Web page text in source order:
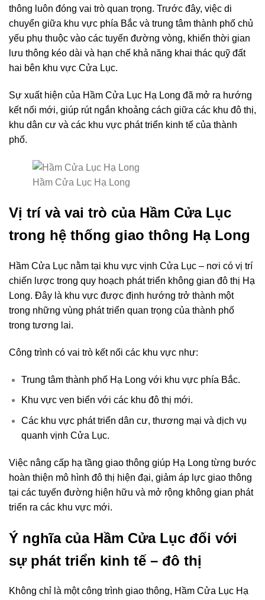
thông luôn đóng vai trò quan trọng. Trước đây, việc di
chuyển giữa khu vực phía Bắc và trung tâm thành phố chủ
yếu phụ thuộc vào các tuyến đường vòng, khiến thời gian
lưu thông kéo dài và hạn chế khả năng khai thác quỹ đất
hai bên khu vực Cửa Lục.
Sự xuất hiện của Hầm Cửa Lục Hạ Long đã mở ra hướng
kết nối mới, giúp rút ngắn khoảng cách giữa các khu đô thị,
khu dân cư và các khu vực phát triển kinh tế của thành
phố.
Hầm Cửa Lục Hạ Long
Vị trí và vai trò của Hầm Cửa Lục
trong hệ thống giao thông Hạ Long
Hầm Cửa Lục nằm tại khu vực vịnh Cửa Lục – nơi có vị trí
chiến lược trong quy hoạch phát triển không gian đô thị Hạ
Long. Đây là khu vực được định hướng trở thành một
trong những vùng phát triển quan trọng của thành phố
trong tương lai.
Công trình có vai trò kết nối các khu vực như:
Trung tâm thành phố Hạ Long với khu vực phía Bắc.
Khu vực ven biển với các khu đô thị mới.
Các khu vực phát triển dân cư, thương mại và dịch vụ
quanh vịnh Cửa Lục.
Việc nâng cấp hạ tầng giao thông giúp Hạ Long từng bước
hoàn thiện mô hình đô thị hiện đại, giảm áp lực giao thông
tại các tuyến đường hiện hữu và mở rộng không gian phát
triển ra các khu vực mới.
Ý nghĩa của Hầm Cửa Lục đối với
sự phát triển kinh tế – đô thị
Không chỉ là một công trình giao thông, Hầm Cửa Lục Hạ